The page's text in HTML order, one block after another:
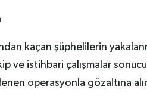
kaçan şüphelilerin
ve istihbari çalışmalar
operasyonla gözaltına